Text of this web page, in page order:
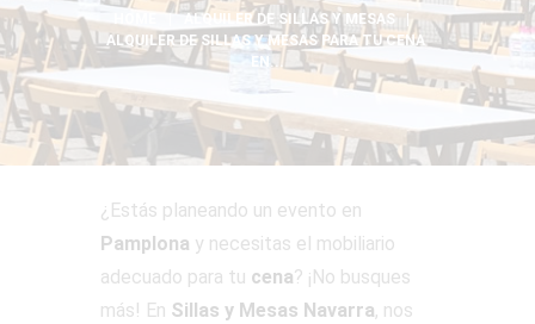
ALQUILER DE SILLAS Y MESAS
ALQUILER DE SILLAS Y MESAS PARA TU CENA
EN...
¿Estás planeando un evento en
Pamplona y necesitas el mobiliario
adecuado para tu cena? ¡No busques
más! En Sillas y Mesas Navarra, nos